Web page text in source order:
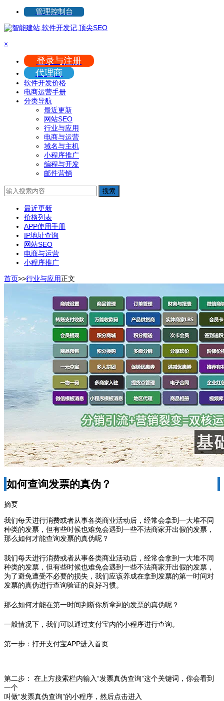
管理控制台
×
登录与注册
代理商
软件开发价格
电商运营手册
分类导航
最近更新
网站SEO
行业与应用
电商与运营
域名与主机
小程序推广
编程与开发
邮件营销
搜索
最近更新
价格列表
APP使用手册
IP地址查询
网站SEO
电商与运营
小程序推广
首页>>行业与应用正文
如何查询发票的真伪？
摘要
我们每天进行消费或者从事各类商业活动后，经常会拿到一大堆不同
种类的发票，但有些时候也难免会遇到一些不法商家开出假的发票，
那么如何才能查询发票的真伪呢？
我们每天进行消费或者从事各类商业活动后，经常会拿到一大堆不同
种类的发票，但有些时候也难免会遇到一些不法商家开出假的发票，
为了避免遭受不必要的损失，我们应该养成在拿到发票的第一时间对
发票的真伪进行查询验证的良好习惯。
那么如何才能在第一时间判断你所拿到的发票的真伪呢？
一般情况下，我们可以通过支付宝内的小程序进行查询。
第一步：打开支付宝APP进入首页
第二步： 在上方搜索栏内输入“发票真伪查询”这个关键词，你会看到
一个
叫做“发票真伪查询”的小程序，然后点击进入